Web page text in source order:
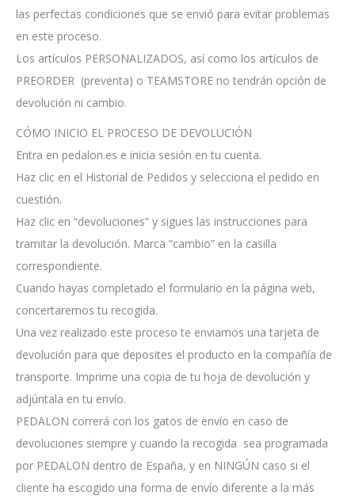
las perfectas condiciones que se envió para evitar problemas
en este proceso.
Los artículos PERSONALIZADOS, así como los artículos de
PREORDER (preventa) o TEAMSTORE no tendrán opción de
devolución ni cambio.
CÓMO INICIO EL PROCESO DE DEVOLUCIÓN
Entra en pedalon.es e inicia sesión en tu cuenta.
Haz clic en el Historial de Pedidos y selecciona el pedido en
cuestión.
Haz clic en “devoluciones” y sigues las instrucciones para
tramitar la devolución. Marca “cambio” en la casilla
correspondiente.
Cuando hayas completado el formulario en la página web,
concertaremos tu recogida.
Una vez realizado este proceso te enviamos una tarjeta de
devolución para que deposites el producto en la compañía de
transporte. Imprime una copia de tu hoja de devolución y
adjúntala en tu envío.
PEDALON correrá con los gatos de envío en caso de
devoluciones siempre y cuando la recogida sea programada
por PEDALON dentro de España, y en NINGÚN caso si el
cliente ha escogido una forma de envío diferente a la más